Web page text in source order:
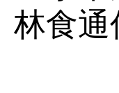
林食通